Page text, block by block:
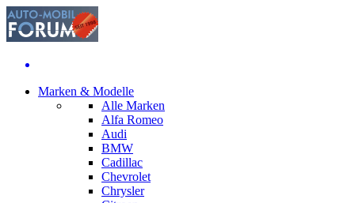
Marken & Modelle
Alle Marken
Alfa Romeo
Audi
BMW
Cadillac
Chevrolet
Chrysler